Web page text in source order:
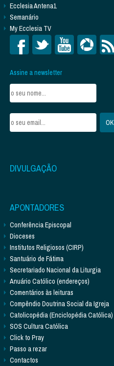
Ecclesia Antena1
Semanário
My Ecclesia TV
Assine a newsletter
DIVULGAÇÃO
APONTADORES
Conferência Episcopal
Dioceses
Institutos Religiosos (CIRP)
Santuário de Fátima
Secretariado Nacional da Liturgia
Anuário Católico (endereços)
Comentários às leituras
Compêndio Doutrina Social da Igreja
Catolicopédia (Enciclopédia Católica)
SOS Cultura Católica
Click to Pray
Passo a rezar
Contactos